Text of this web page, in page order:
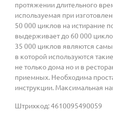
протяжении длительного
используемая при
50 000 циклов на истирание
выдерживает до 60 000
35 000 циклов являются
в которой используются
не только дома но и в
приемных. Необходима
инструкции. Максимальная
Штрихкод: 4610095490059